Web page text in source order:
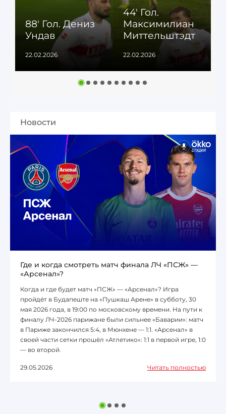
88' Гол. Дениз
Ундав
22.02.2026
44' Гол.
Максимилиан
Миттельштэдт
22.02.2026
Новости
Где и когда смотреть матч финала ЛЧ «ПСЖ» —
«Арсенал»?
Когда и где будет матч «ПСЖ» — «Арсенал»? Игра
пройдёт в Будапеште на «Пушкаш Арене» в субботу, 30
мая 2026 года, в 19:00 по московскому времени. На пути к
финалу ЛЧ-2026 парижане были сильнее «Баварии»: матч
в Париже закончился 5:4, в Мюнхене — 1:1. «Арсенал» в
своей части сетки прошёл «Атлетико»: 1:1 в первой игре, 1:0
— во второй.
29.05.2026 Читать полностью